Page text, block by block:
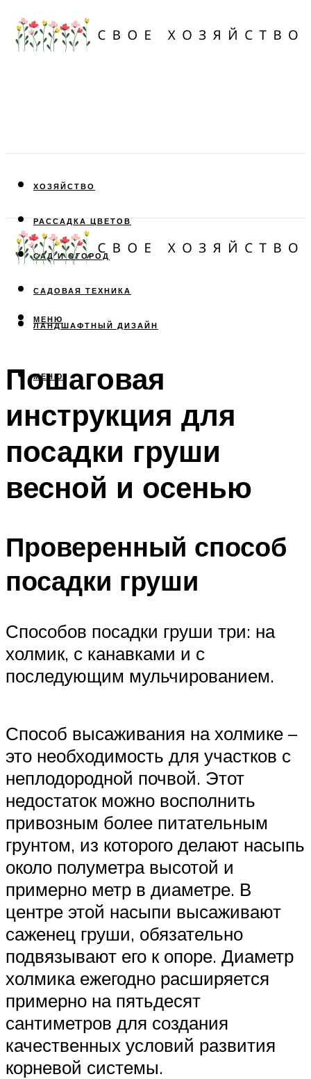
ХОЗЯЙСТВО
РАССАДКА ЦВЕТОВ
САД И ОГОРОД
САДОВАЯ ТЕХНИКА
ЛАНДШАФТНЫЙ ДИЗАЙН
МЕНЮ
МЕНЮ
Пошаговая
инструкция для
посадки груши
весной и осенью
Проверенный способ
посадки груши
Способов посадки груши три: на
холмик, с канавками и с
последующим мульчированием.
Способ высаживания на холмике –
это необходимость для участков с
неплодородной почвой. Этот
недостаток можно восполнить
привозным более питательным
грунтом, из которого делают насыпь
около полуметра высотой и
примерно метр в диаметре. В
центре этой насыпи высаживают
саженец груши, обязательно
подвязывают его к опоре. Диаметр
холмика ежегодно расширяется
примерно на пятьдесят
сантиметров для создания
качественных условий развития
корневой системы.